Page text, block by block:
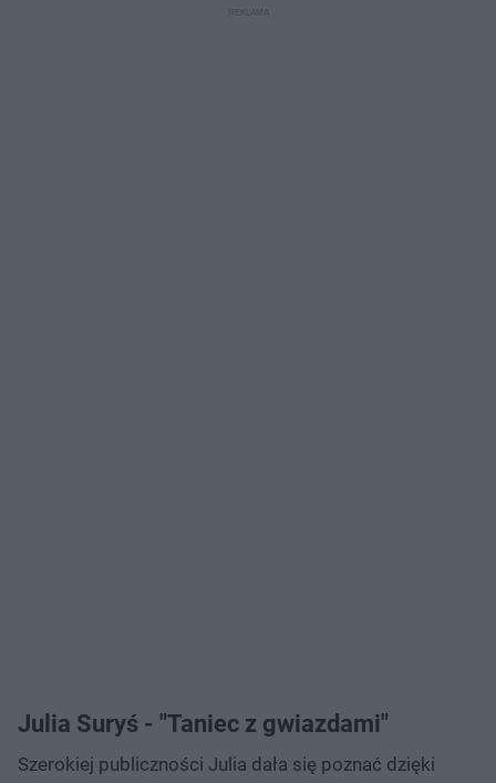
Julia Suryś - "Taniec z gwiazdami"
Szerokiej publiczności Julia dała się poznać dzięki